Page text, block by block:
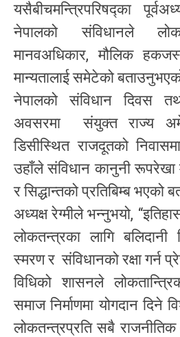
यसैबीचमन्त्रिपरिषद्का
नेपालको संविधानले
मानवअधिकार, मौलिक
मान्यतालाई समेटेको
नेपालको संविधान दिवस
अवसरमा संयुक्त राज्य
डिसीस्थित राजदूतको
उहाँले संविधान कानुनी रूपरेखा
र सिद्धान्तको प्रतिबिम्ब भएको
अध्यक्ष रेग्मीले भन्नुभयो,
लोकतन्त्रका लागि बलिदानी
स्मरण र संविधानको रक्षा गर्न
विधिको शासनले
समाज निर्माणमा योगदान दिने
लोकतन्त्रप्रति सबै राजनीतिक